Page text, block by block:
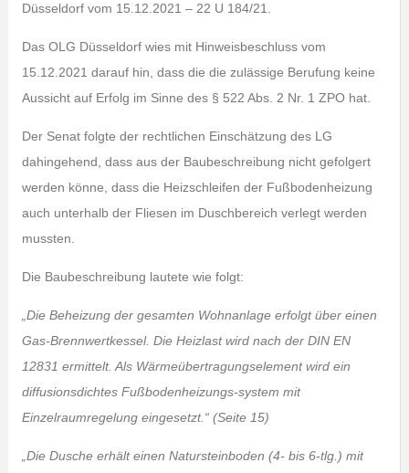
Düsseldorf vom 15.12.2021 – 22 U 184/21.
Das OLG Düsseldorf wies mit Hinweisbeschluss vom
15.12.2021 darauf hin, dass die die zulässige Berufung keine
Aussicht auf Erfolg im Sinne des § 522 Abs. 2 Nr. 1 ZPO hat.
Der Senat folgte der rechtlichen Einschätzung des LG
dahingehend, dass aus der Baubeschreibung nicht gefolgert
werden könne, dass die Heizschleifen der Fußbodenheizung
auch unterhalb der Fliesen im Duschbereich verlegt werden
mussten.
Die Baubeschreibung lautete wie folgt:
„Die Beheizung der gesamten Wohnanlage erfolgt über einen
Gas-Brennwertkessel. Die Heizlast wird nach der DIN EN
12831 ermittelt. Als Wärmeübertragungselement wird ein
diffusionsdichtes Fußbodenheizungs-system mit
Einzelraumregelung eingesetzt.“ (Seite 15)
„Die Dusche erhält einen Natursteinboden (4- bis 6-tlg.) mit